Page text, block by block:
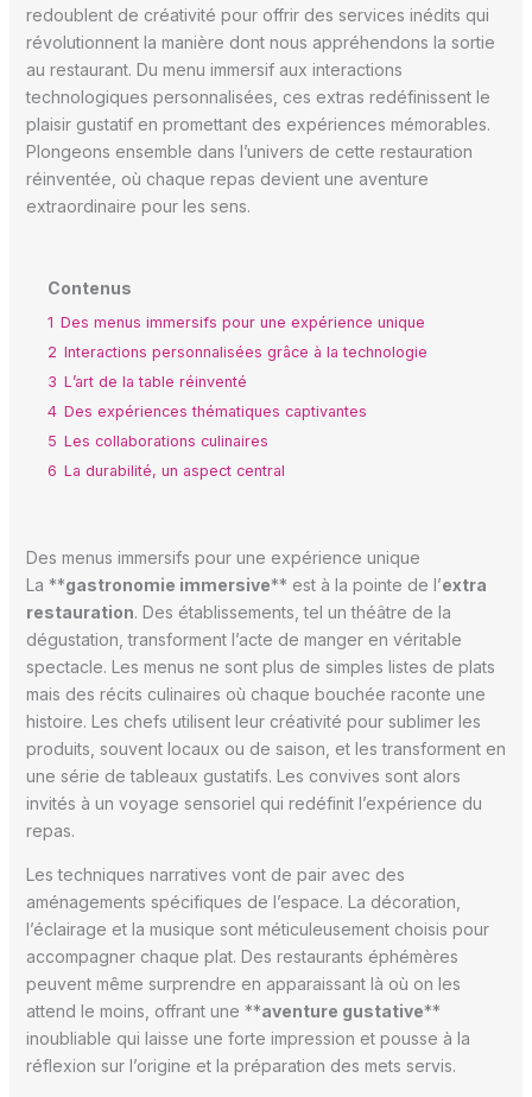
redoublent de créativité pour offrir des services inédits qui
révolutionnent la manière dont nous appréhendons la sortie
au restaurant. Du menu immersif aux interactions
technologiques personnalisées, ces extras redéfinissent le
plaisir gustatif en promettant des expériences mémorables.
Plongeons ensemble dans l’univers de cette restauration
réinventée, où chaque repas devient une aventure
extraordinaire pour les sens.
Contenus
1 Des menus immersifs pour une expérience unique
2 Interactions personnalisées grâce à la technologie
3 L’art de la table réinventé
4 Des expériences thématiques captivantes
5 Les collaborations culinaires
6 La durabilité, un aspect central
Des menus immersifs pour une expérience unique
La **gastronomie immersive** est à la pointe de l’extra
restauration. Des établissements, tel un théâtre de la
dégustation, transforment l’acte de manger en véritable
spectacle. Les menus ne sont plus de simples listes de plats
mais des récits culinaires où chaque bouchée raconte une
histoire. Les chefs utilisent leur créativité pour sublimer les
produits, souvent locaux ou de saison, et les transforment en
une série de tableaux gustatifs. Les convives sont alors
invités à un voyage sensoriel qui redéfinit l’expérience du
repas.
Les techniques narratives vont de pair avec des
aménagements spécifiques de l’espace. La décoration,
l’éclairage et la musique sont méticuleusement choisis pour
accompagner chaque plat. Des restaurants éphémères
peuvent même surprendre en apparaissant là où on les
attend le moins, offrant une **aventure gustative**
inoubliable qui laisse une forte impression et pousse à la
réflexion sur l’origine et la préparation des mets servis.